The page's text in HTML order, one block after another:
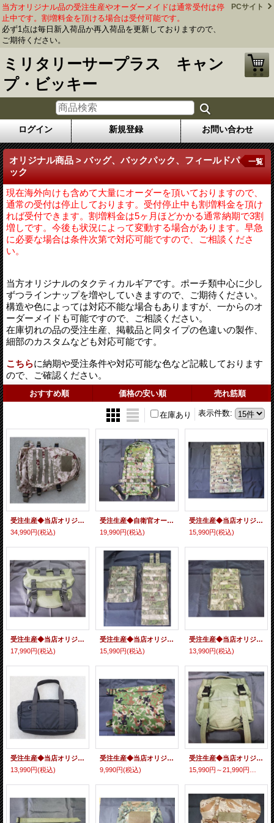
当方オリジナル品の受注生産やオーダーメイドは通常受付は停
止中です。割増料金を頂ける場合は受付可能です。
必ず1点は毎日新入荷品か再入荷品を更新しておりますので、
ご期待ください。
PCサイト
ミリタリーサープラス キャン
プ・ビッキー
ログイン 新規登録 お問い合わせ
オリジナル商品 > バッグ、バックパック、フィールドパ
ック
現在海外向けも含めて大量にオーダーを頂いておりますので、
通常の受付は停止しております。受付停止中も割増料金を頂け
れば受付できます。割増料金は5ヶ月ほどかかる通常納期で3割
増しです。今後も状況によって変動する場合があります。早急
に必要な場合は条件次第で対応可能ですので、ご相談くださ
い。
当方オリジナルのタクティカルギアです。ポーチ類中心に少し
ずつラインナップを増やしていきますので、ご期待ください。
構造や色によっては対応不能な場合もありますが、一からのオ
ーダーメイドも可能ですので、ご相談ください。
在庫切れの品の受注生産、掲載品と同タイプの色違いの製作、
細部のカスタムなども対応可能です。
こちらに納期や受注条件や対応可能な色など記載しております
ので、ご確認ください。
一覧
おすすめ順 価格の安い順 売れ筋順
表示件数:
在庫あり
受注生産◆当店オリジナル品LBT-1476A型アサルトパック新品
34,990円(税込)
受注生産◆自衛官オーダー当店オリジナル品タスマニアンタイガー風バックパック新品
19,990円(税込)
受注生産◆当店オリジナル品ローカルメイド品型アリスパックフレーム用MOLLEパネル新品
15,990円(税込)
受注生産◆当店オリジナル品SOE型フィールドパック新品
17,990円(税込)
受注生産◆当店オリジナル品Zip On MAPアダプター新品
15,990円(税込)
受注生産◆当店オリジナル品Zip On ミニMAPアダプター新品
13,990円(税込)
受注生産◆当店オリジナル品スクールバッグ風リバーシブルタクティカルバッグ新品
13,990円(税込)
受注生産◆当店オリジナル品 自衛隊型ガスマスクバッグ新品
9,990円(税込)
受注生産◆当店オリジナル品 某FPS風フィールドパック新品